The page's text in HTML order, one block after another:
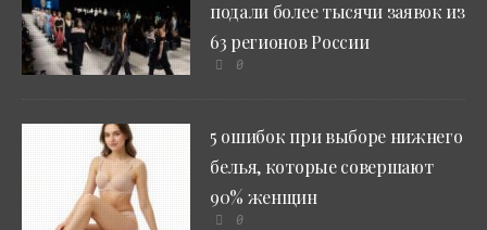
подали более тысячи заявок из
63 регионов России
0
5 ошибок при выборе нижнего
белья, которые совершают
90% женщин
0